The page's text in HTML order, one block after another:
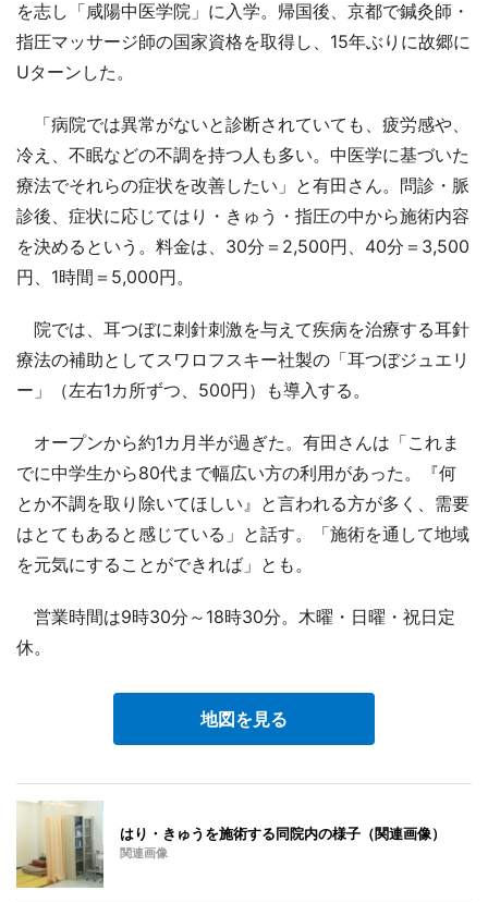
を志し「咸陽中医学院」に入学。帰国後、京都で鍼灸師・
指圧マッサージ師の国家資格を取得し、15年ぶりに故郷に
Uターンした。
「病院では異常がないと診断されていても、疲労感や、
冷え、不眠などの不調を持つ人も多い。中医学に基づいた
療法でそれらの症状を改善したい」と有田さん。問診・脈
診後、症状に応じてはり・きゅう・指圧の中から施術内容
を決めるという。料金は、30分＝2,500円、40分＝3,500
円、1時間＝5,000円。
院では、耳つぼに刺針刺激を与えて疾病を治療する耳針
療法の補助としてスワロフスキー社製の「耳つぼジュエリ
ー」（左右1カ所ずつ、500円）も導入する。
オープンから約1カ月半が過ぎた。有田さんは「これま
でに中学生から80代まで幅広い方の利用があった。『何
とか不調を取り除いてほしい』と言われる方が多く、需要
はとてもあると感じている」と話す。「施術を通して地域
を元気にすることができれば」とも。
営業時間は9時30分～18時30分。木曜・日曜・祝日定
休。
地図を見る
はり・きゅうを施術する同院内の様子（関連画像）
関連画像